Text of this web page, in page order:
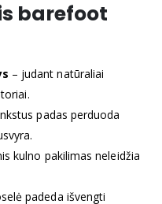
barefoot
– judant natūraliai
padas perduoda
kulno pakilimas neleidžia
padeda išvengti